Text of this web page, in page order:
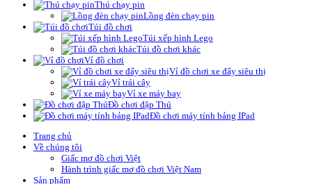
Thú chạy pin
Lồng đèn chạy pin
Túi đồ chơi
Túi xếp hình Lego
Túi đồ chơi khác
Vỉ đồ chơi
Vỉ đồ chơi xe đẩy siêu thị
Vỉ trái cây
Vỉ xe máy bay
Đồ chơi đập Thú
Đồ chơi máy tính bảng IPad
Trang chủ
Về chúng tôi
Giấc mơ đồ chơi Việt
Hành trình giấc mơ đồ chơi Việt Nam
Sản phẩm